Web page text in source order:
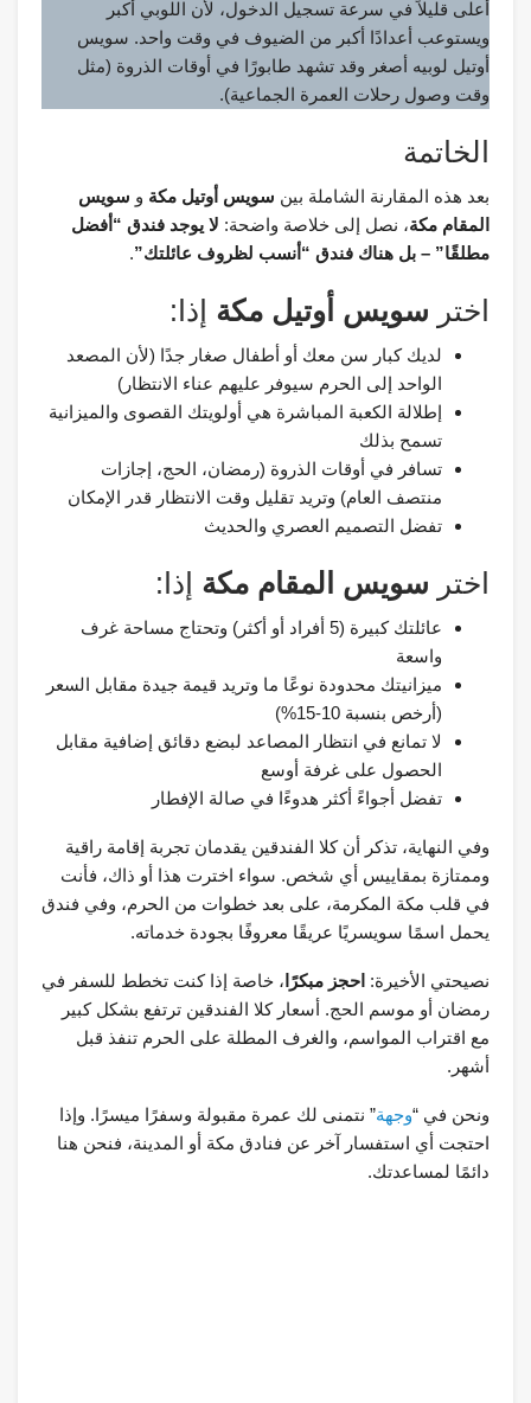
أعلى قليلاً في سرعة تسجيل الدخول، لأن اللوبي أكبر
ويستوعب أعدادًا أكبر من الضيوف في وقت واحد. سويس
أوتيل لوبيه أصغر وقد تشهد طابورًا في أوقات الذروة (مثل
وقت وصول رحلات العمرة الجماعية).
الخاتمة
بعد هذه المقارنة الشاملة بين سويس أوتيل مكة و سويس
المقام مكة، نصل إلى خلاصة واضحة: لا يوجد فندق “أفضل
مطلقًا” – بل هناك فندق “أنسب لظروف عائلتك”.
اختر سويس أوتيل مكة إذا:
لديك كبار سن معك أو أطفال صغار جدًا (لأن المصعد
الواحد إلى الحرم سيوفر عليهم عناء الانتظار)
إطلالة الكعبة المباشرة هي أولويتك القصوى والميزانية
تسمح بذلك
تسافر في أوقات الذروة (رمضان، الحج، إجازات
منتصف العام) وتريد تقليل وقت الانتظار قدر الإمكان
تفضل التصميم العصري والحديث
اختر سويس المقام مكة إذا:
عائلتك كبيرة (5 أفراد أو أكثر) وتحتاج مساحة غرف
واسعة
ميزانيتك محدودة نوعًا ما وتريد قيمة جيدة مقابل السعر
(أرخص بنسبة 10-15%)
لا تمانع في انتظار المصاعد لبضع دقائق إضافية مقابل
الحصول على غرفة أوسع
تفضل أجواءً أكثر هدوءًا في صالة الإفطار
وفي النهاية، تذكر أن كلا الفندقين يقدمان تجربة إقامة راقية
وممتازة بمقاييس أي شخص. سواء اخترت هذا أو ذاك، فأنت
في قلب مكة المكرمة، على بعد خطوات من الحرم، وفي فندق
يحمل اسمًا سويسريًا عريقًا معروفًا بجودة خدماته.
نصيحتي الأخيرة: احجز مبكرًا ، خاصة إذا كنت تخطط للسفر في
رمضان أو موسم الحج. أسعار كلا الفندقين ترتفع بشكل كبير
مع اقتراب المواسم، والغرف المطلة على الحرم تنفذ قبل
أشهر.
ونحن في “وجهة” نتمنى لك عمرة مقبولة وسفرًا ميسرًا. وإذا
احتجت أي استفسار آخر عن فنادق مكة أو المدينة، فنحن هنا
دائمًا لمساعدتك.